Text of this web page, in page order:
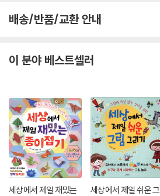
배송/반품/교환 안내
이 분야 베스트셀러
세상에서 제일 재밌는
세상에서 제일 쉬운 그